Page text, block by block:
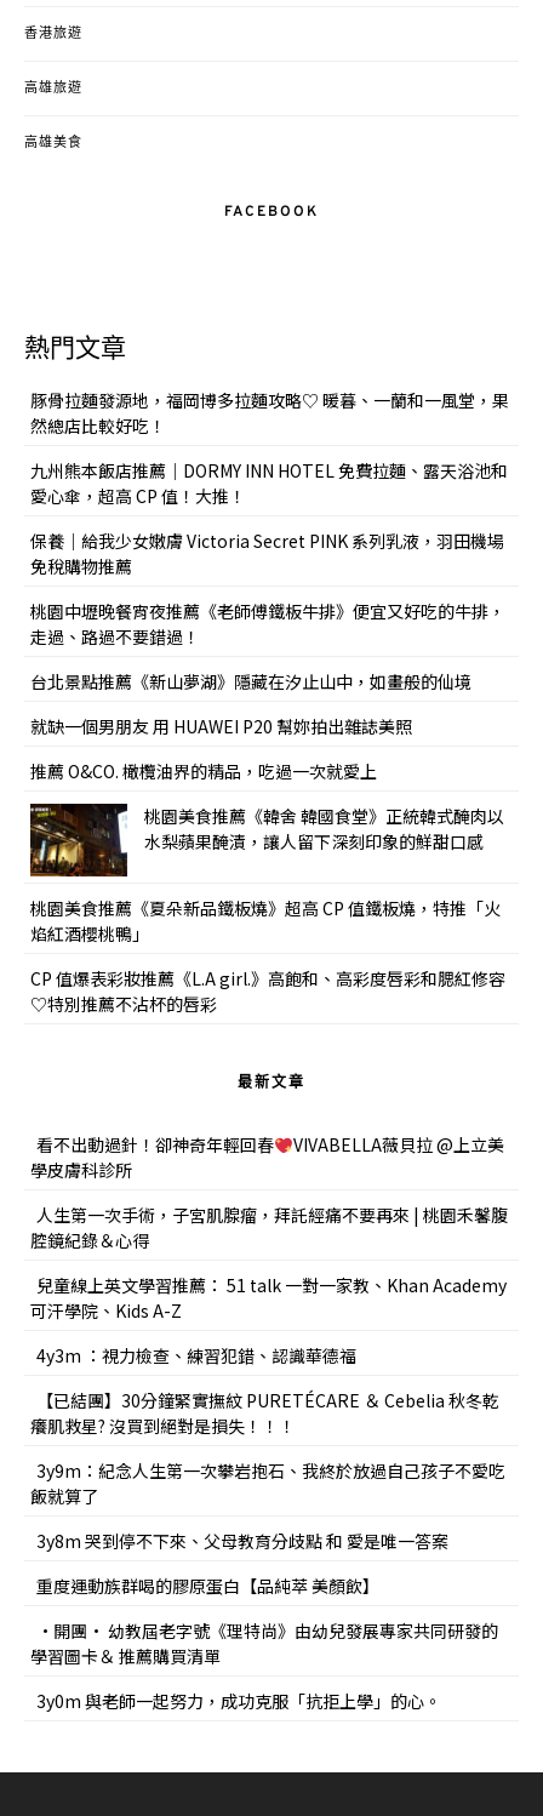
香港旅遊
高雄旅遊
高雄美食
FACEBOOK
熱門文章
豚骨拉麵發源地，福岡博多拉麵攻略♡ 暖暮、一蘭和一風堂，果
然總店比較好吃！
九州熊本飯店推薦｜DORMY INN HOTEL 免費拉麵、露天浴池和
愛心傘，超高 CP 值！大推！
保養｜給我少女嫩膚 Victoria Secret PINK 系列乳液，羽田機場
免稅購物推薦
桃園中壢晚餐宵夜推薦《老師傅鐵板牛排》便宜又好吃的牛排，
走過、路過不要錯過！
台北景點推薦《新山夢湖》隱藏在汐止山中，如畫般的仙境
就缺一個男朋友 用 HUAWEI P20 幫妳拍出雜誌美照
推薦 O&CO. 橄欖油界的精品，吃過一次就愛上
桃園美食推薦《韓舍 韓國食堂》正統韓式醃肉以
水梨蘋果醃漬，讓人留下深刻印象的鮮甜口感
桃園美食推薦《夏朵新品鐵板燒》超高 CP 值鐵板燒，特推「火
焰紅酒櫻桃鴨」
CP 值爆表彩妝推薦《L.A girl.》高飽和、高彩度唇彩和腮紅修容
♡特別推薦不沾杯的唇彩
最新文章
看不出動過針！卻神奇年輕回春
VIVABELLA薇貝拉 @上立美
學皮膚科診所
人生第一次手術，子宮肌腺瘤，拜託經痛不要再來 | 桃園禾馨腹
腔鏡紀錄＆心得
兒童線上英文學習推薦： 51 talk 一對一家教、Khan Academy
可汗學院、Kids A-Z
4y3m ：視力檢查、練習犯錯、認識華德福
【已結團】30分鐘緊實撫紋 PURETÉCARE ＆ Cebelia 秋冬乾
癢肌救星? 沒買到絕對是損失！！！
3y9m：紀念人生第一次攀岩抱石、我終於放過自己孩子不愛吃
飯就算了
3y8m 哭到停不下來、父母教育分歧點 和 愛是唯一答案
重度運動族群喝的膠原蛋白【品純萃 美顏飲】
•開團• 幼教屆老字號《理特尚》由幼兒發展專家共同研發的
學習圖卡＆ 推薦購買清單
3y0m 與老師一起努力，成功克服「抗拒上學」的心。